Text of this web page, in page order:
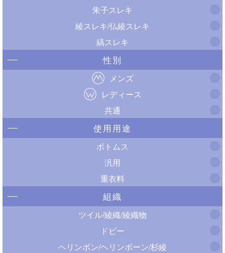
朱子スレキ
綾スレキ/仏綾スレキ
縞スレキ
性別
メンズ
レディース
共通
使用用途
ボトムス
汎用
重衣料
組織
ツイル/綾織/綾織物
ドビー
ヘリンボン/ヘリンボーン/杉綾